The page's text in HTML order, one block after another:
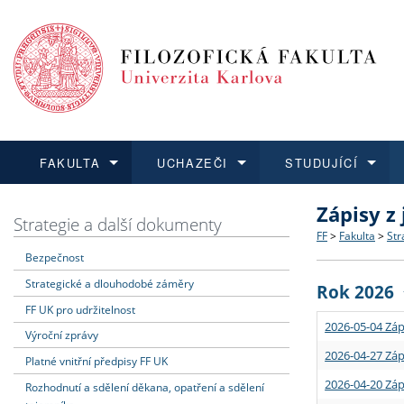
FAKULTA
Dozvědět se více
Struktura
Strategie
Podpora
UCHAZEČI
Podat přihlášku
Co
Učitelské
STUDUJÍCÍ
Dozvědět se více
Rigorózní
Dozvědět se více
O vědě a
Granty a
Dozvědět se více
Aktuální
Strategie a další dokumenty
Bezpečnost
Strategické a dlouhodobé záměry
FF UK pro udržitelnost
Výroční zprávy
Platné vnitřní předpisy FF UK
Rozhodnutí a sdělení děkana, opatření a sdělení
Zápisy
FF > Fakulta >
Rok 2026
2026-05-04
2026-04-27
2026-04-20